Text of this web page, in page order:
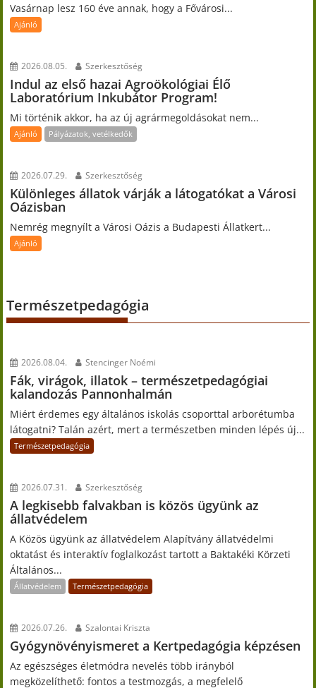
Vasárnap lesz 160 éve annak, hogy a Fővárosi...
Ajánló
2026.08.05. Szerkesztőség
Indul az első hazai Agroökológiai Élő
Laboratórium Inkubátor Program!
Mi történik akkor, ha az új agrármegoldásokat nem...
Ajánló Pályázatok, vetélkedők
2026.07.29. Szerkesztőség
Különleges állatok várják a látogatókat a Városi
Oázisban
Nemrég megnyílt a Városi Oázis a Budapesti Állatkert...
Ajánló
Természetpedagógia
2026.08.04. Stencinger Noémi
Fák, virágok, illatok – természetpedagógiai
kalandozás Pannonhalmán
Miért érdemes egy általános iskolás csoporttal arborétumba
látogatni? Talán azért, mert a természetben minden lépés új...
Természetpedagógia
2026.07.31. Szerkesztőség
A legkisebb falvakban is közös ügyünk az
állatvédelem
A Közös ügyünk az állatvédelem Alapítvány állatvédelmi
oktatást és interaktív foglalkozást tartott a Baktakéki Körzeti
Általános...
Állatvédelem Természetpedagógia
2026.07.26. Szalontai Kriszta
Gyógynövényismeret a Kertpedagógia képzésen
Az egészséges életmódra nevelés több irányból
megközelíthető: fontos a testmozgás, a megfelelő